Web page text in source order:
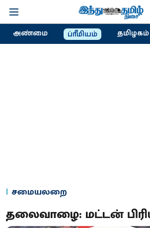
அண்மை ப்ரீமியம் தமிழகம்
சமையலறை
தலைவாழை: மட்டன்